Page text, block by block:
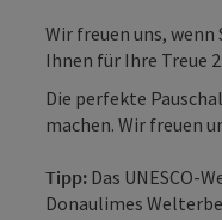
Wir freuen uns, wenn
Ihnen für Ihre Treue
Die perfekte
machen. Wir freuen
Tipp: Das UNESCO-
Donaulimes